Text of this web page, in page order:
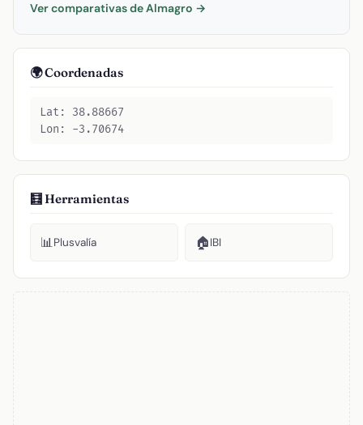
Ver comparativas de Almagro →
🌍 Coordenadas
Lat: 38.88667
Lon: -3.70674
🧮 Herramientas
📊Plusvalía 🏠IBI